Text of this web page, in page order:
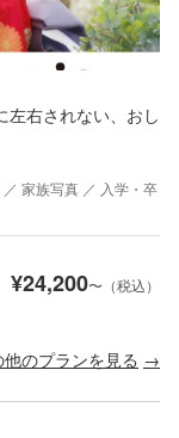
左右されない、おし
家族写真 ／ 入学・卒
¥24,200〜（税込）
他のプランを見る